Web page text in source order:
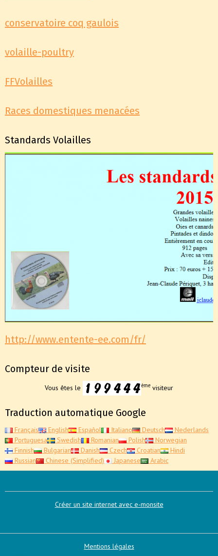
conservatoire coq gaulois
volaille-poultry
FFVolailles
Races domestiques menacées
Standards Volailles
http://www.entente-ee.com/fr/
Compteur de visite
Vous êtes le ème visiteur
Traduction automatique Google
Français English Español Italiano Deutsch
Nederlands
Portuguesa
Swedish Romanian Polish
Norwegian
Finnish
Bulgarian Danish Czech Croatian
Hindi
Russian
Chinese (Simplified) Japanese Arabic
Créer un site internet avec e-monsite
Mentions légales